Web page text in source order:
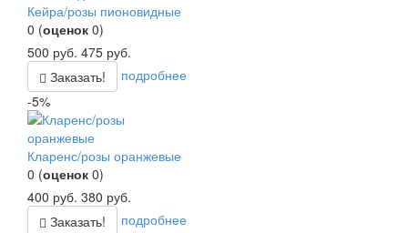
Кейра/розы пионовидные
0 (оценок 0)
500 руб. 475 руб.
Заказать!
подробнее
-5%
Кларенс/розы оранжевые
0 (оценок 0)
400 руб. 380 руб.
Заказать!
подробнее